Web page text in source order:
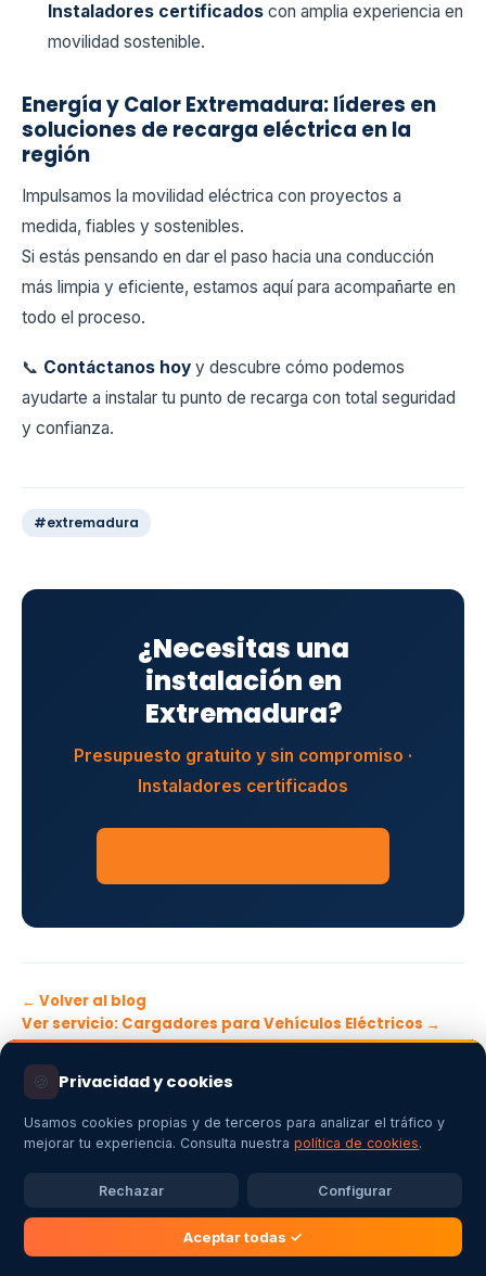
Instaladores certificados con amplia experiencia en
movilidad sostenible.
Energía y Calor Extremadura: líderes en
soluciones de recarga eléctrica en la
región
Impulsamos la movilidad eléctrica con proyectos a
medida, fiables y sostenibles.
Si estás pensando en dar el paso hacia una conducción
más limpia y eficiente, estamos aquí para acompañarte en
todo el proceso.
📞 Contáctanos hoy y descubre cómo podemos
ayudarte a instalar tu punto de recarga con total seguridad
y confianza.
#extremadura
¿Necesitas una
instalación en
Extremadura?
Presupuesto gratuito y sin compromiso ·
Instaladores certificados
← Volver al blog
Ver servicio: Cargadores para Vehículos Eléctricos →
Empresa instaladora de energías renovables en Extremadura:
🍪 Privacidad y cookies
Usamos cookies propias y de terceros para analizar el tráfico y
mejorar tu experiencia. Consulta nuestrapolítica de cookies.
Rechazar Configurar
Aceptar todas ✓